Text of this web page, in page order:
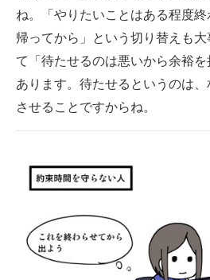
エネルギーの専門メディア
ちょっと気になるネットの話題
ね。「やりたいことはある程度
帰ってから」という切り替えも
て「待たせるのは悪いから余裕
あります。待たせるというのは
させることですからね。